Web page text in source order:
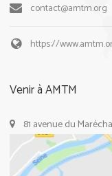
contact@amtm.org
https://
Venir à AMTM
81 avenue du